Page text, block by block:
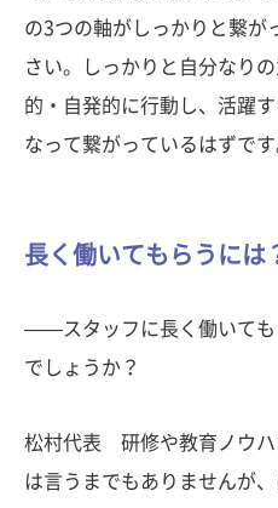
の3つの軸がしっかりと繋が
さい。しっかりと自分なり
的・自発的に行動し、活躍
なって繋がっているはずです
長く働いてもらうには
——スタッフに長く働いても
でしょうか？
松村代表 研修や教育ノウハ
は言うまでもありませんが